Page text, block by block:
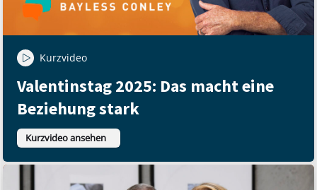
Kurzvideo
Valentinstag 2025: Das macht eine
Beziehung stark
Kurzvideo ansehen